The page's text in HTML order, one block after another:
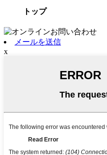
トップ
メールを送信
x